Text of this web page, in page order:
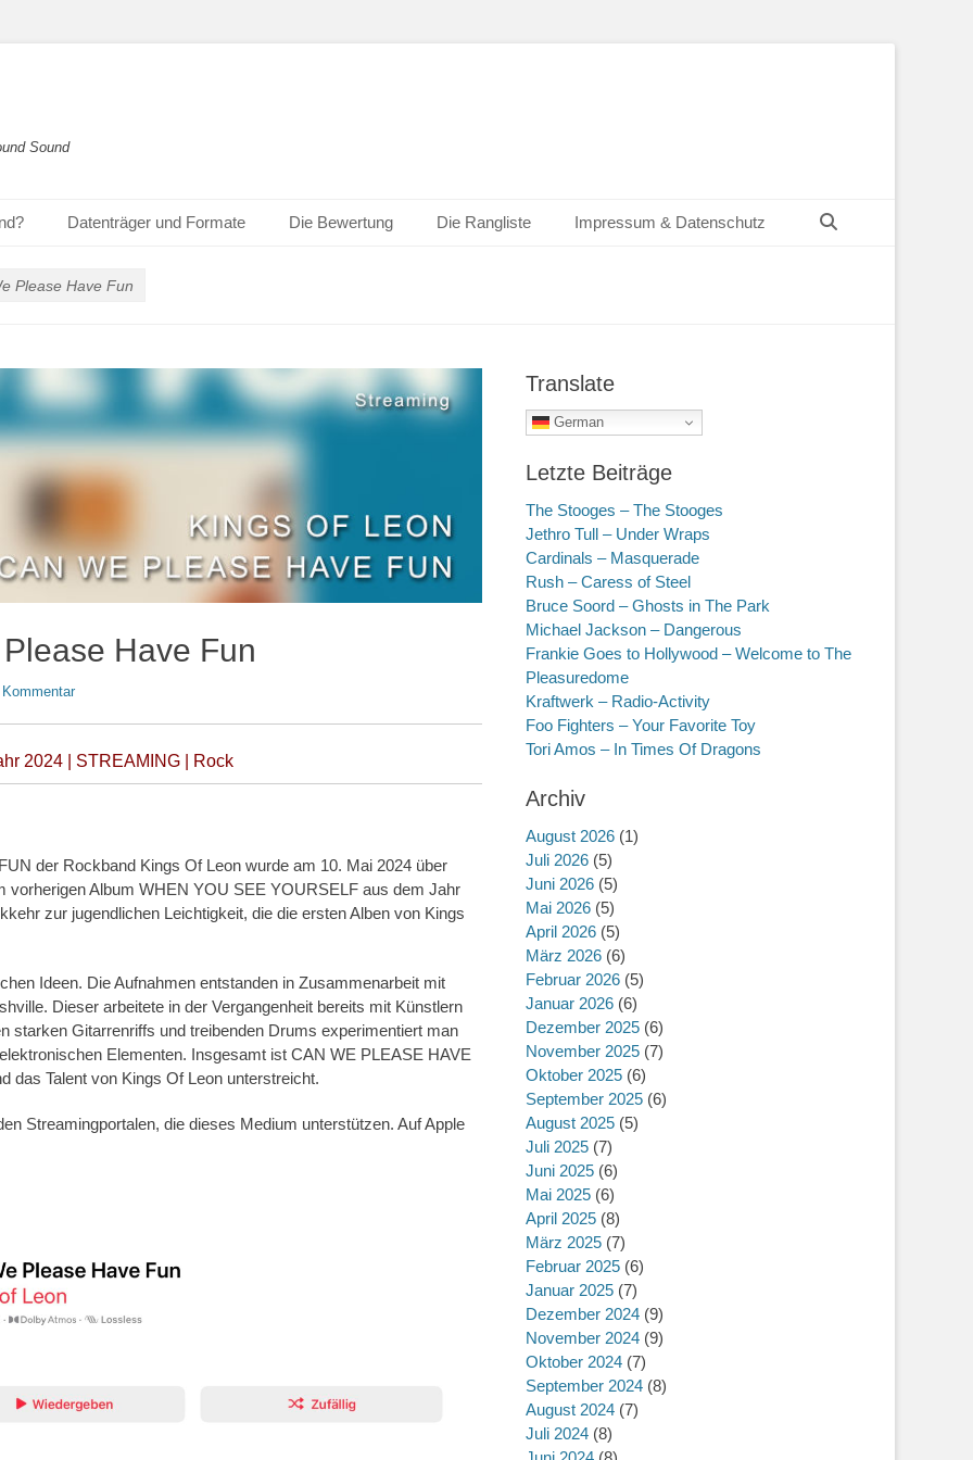
Sound
Datenträger und Formate Die Bewertung Die Rangliste Impressum & Datenschutz
Please Have Fun
Have Fun
2024 | STREAMING | Rock
der Rockband Kings Of Leon wurde am 10. Mai 2024 über
vorherigen Album WHEN YOU SEE YOURSELF aus dem Jahr
zur jugendlichen Leichtigkeit, die die ersten Alben von Kings
Ideen. Die Aufnahmen entstanden in Zusammenarbeit mit
Dieser arbeitete in der Vergangenheit bereits mit Künstlern
starken Gitarrenriffs und treibenden Drums experimentiert man
Elementen. Insgesamt ist CAN WE PLEASE HAVE
das Talent von Kings Of Leon unterstreicht.
Streamingportalen, die dieses Medium unterstützen. Auf Apple
Translate
German
Letzte Beiträge
The Stooges – The Stooges
Jethro Tull – Under Wraps
Cardinals – Masquerade
Rush – Caress of Steel
Bruce Soord – Ghosts in The Park
Michael Jackson – Dangerous
Frankie Goes to Hollywood – Welcome to The
Pleasuredome
Kraftwerk – Radio-Activity
Foo Fighters – Your Favorite Toy
Tori Amos – In Times Of Dragons
Archiv
August 2026 (1)
Juli 2026 (5)
Juni 2026 (5)
Mai 2026 (5)
April 2026 (5)
März 2026 (6)
Februar 2026 (5)
Januar 2026 (6)
Dezember 2025 (6)
November 2025 (7)
Oktober 2025 (6)
September 2025 (6)
August 2025 (5)
Juli 2025 (7)
Juni 2025 (6)
Mai 2025 (6)
April 2025 (8)
März 2025 (7)
Februar 2025 (6)
Januar 2025 (7)
Dezember 2024 (9)
November 2024 (9)
Oktober 2024 (7)
September 2024 (8)
August 2024 (7)
Juli 2024 (8)